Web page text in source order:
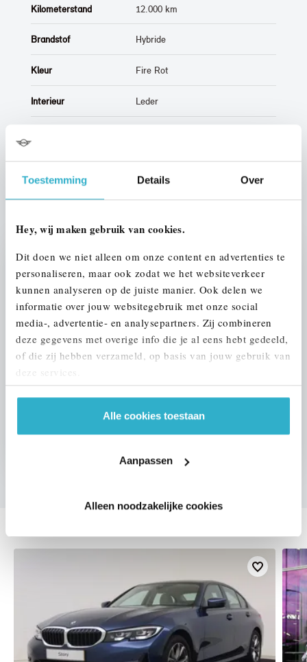
Toestemming Details Over
Hey, wij maken gebruik van cookies.
Dit doen we niet alleen om onze content en advertenties te
personaliseren, maar ook zodat we het websiteverkeer
kunnen analyseren op de juiste manier. Ook delen we
informatie over jouw websitegebruik met onze social
media-, advertentie- en analysepartners. Zij combineren
deze gegevens met overige info die je al eens hebt gedeeld,
of die zij hebben verzameld, op basis van jouw gebruik van
deze services.
Alle cookies toestaan
Aanpassen
Alleen noodzakelijke cookies
Stap 1 van 3
UW AUTO INRUILEN?
VOORSTEL AANVRAGEN
Kilometerstand 12.000 km
Brandstof Hybride
Kleur Fire Rot
Interieur Leder
ALLE OPTIES EN SPECIFICATIES